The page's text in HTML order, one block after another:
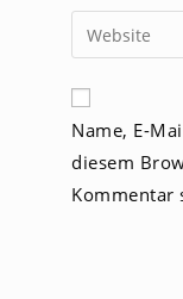
zum
ein
E-
Mail-
zum
ein
Gib
deine
Website-
URL
ein
(optional)
Name, E-
diesem
Kommentar